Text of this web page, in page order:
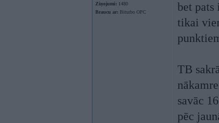
Ziņojumi: 1480
Braucu ar: Biturbo OPC
bet pats
tikai
TB
savāc
pēc